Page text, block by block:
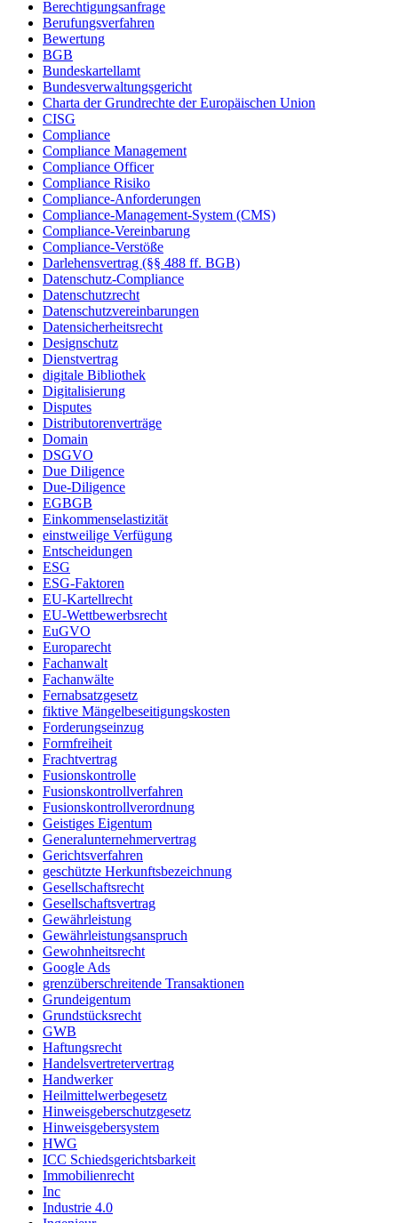
Berechtigungsanfrage
Berufungsverfahren
Bewertung
BGB
Bundeskartellamt
Bundesverwaltungsgericht
Charta der Grundrechte der Europäischen Union
CISG
Compliance
Compliance Management
Compliance Officer
Compliance Risiko
Compliance-Anforderungen
Compliance-Management-System (CMS)
Compliance-Vereinbarung
Compliance-Verstöße
Darlehensvertrag (§§ 488 ff. BGB)
Datenschutz-Compliance
Datenschutzrecht
Datenschutzvereinbarungen
Datensicherheitsrecht
Designschutz
Dienstvertrag
digitale Bibliothek
Digitalisierung
Disputes
Distributorenverträge
Domain
DSGVO
Due Diligence
Due-Diligence
EGBGB
Einkommenselastizität
einstweilige Verfügung
Entscheidungen
ESG
ESG-Faktoren
EU-Kartellrecht
EU-Wettbewerbsrecht
EuGVO
Europarecht
Fachanwalt
Fachanwälte
Fernabsatzgesetz
fiktive Mängelbeseitigungskosten
Forderungseinzug
Formfreiheit
Frachtvertrag
Fusionskontrolle
Fusionskontrollverfahren
Fusionskontrollverordnung
Geistiges Eigentum
Generalunternehmervertrag
Gerichtsverfahren
geschützte Herkunftsbezeichnung
Gesellschaftsrecht
Gesellschaftsvertrag
Gewährleistung
Gewährleistungsanspruch
Gewohnheitsrecht
Google Ads
grenzüberschreitende Transaktionen
Grundeigentum
Grundstücksrecht
GWB
Haftungsrecht
Handelsvertretervertrag
Handwerker
Heilmittelwerbegesetz
Hinweisgeberschutzgesetz
Hinweisgebersystem
HWG
ICC Schiedsgerichtsbarkeit
Immobilienrecht
Inc
Industrie 4.0